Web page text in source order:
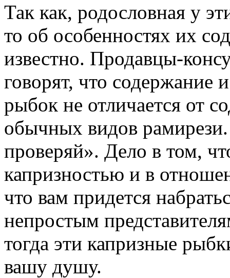
Так как, родословная у
то об особенностях их
известно. Продавцы-
говорят, что содержание
рыбок не отличается от
обычных видов
проверяй». Дело в том,
капризностью и в
что вам придется
непростым
тогда эти капризные
вашу душу.